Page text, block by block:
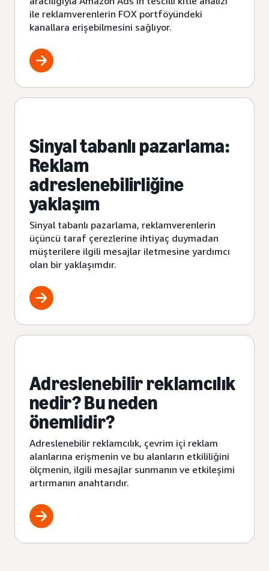
ile reklamverenlerin FOX portföyündeki
kanallara erişebilmesini sağlıyor.
Sinyal tabanlı pazarlama:
Reklam
adreslenebilirliğine
yaklaşım
Sinyal tabanlı pazarlama, reklamverenlerin
üçüncü taraf çerezlerine ihtiyaç duymadan
müşterilere ilgili mesajlar iletmesine yardımcı
olan bir yaklaşımdır.
Adreslenebilir reklamcılık
nedir? Bu neden
önemlidir?
Adreslenebilir reklamcılık, çevrim içi reklam
alanlarına erişmenin ve bu alanların etkililiğini
ölçmenin, ilgili mesajlar sunmanın ve etkileşimi
artırmanın anahtarıdır.